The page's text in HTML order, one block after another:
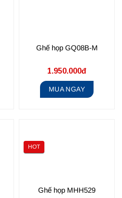
Ghế họp GQ08B-M
1.950.000đ
MUA NGAY
HOT
Ghế họp MHH529